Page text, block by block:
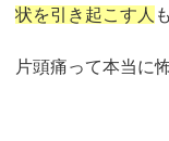
状を引き起こす人
片頭痛って本当に